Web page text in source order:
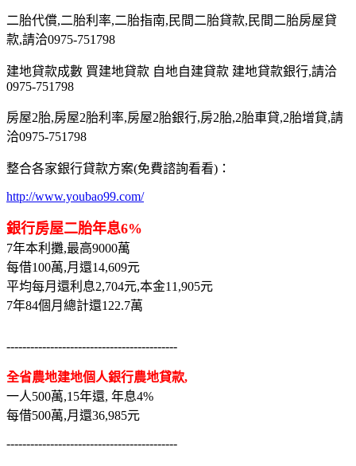
二胎代償,二胎利率,二胎指南,民間二胎貸款,民間二胎房屋貸
款,請洽0975-751798
建地貸款成數 買建地貸款 自地自建貸款 建地貸款銀行,請洽
0975-751798
房屋2胎,房屋2胎利率,房屋2胎銀行,房2胎,2胎車貸,2胎增貸,請
洽0975-751798
整合各家銀行貸款方案(免費諮詢看看)：
http://www.youbao99.com/
銀行房屋二胎年息6%
7年本利攤,最高9000萬
每借100萬,月還14,609元
平均每月還利息2,704元,本金11,905元
7年84個月總計還122.7萬
-------------------------------------------
全省農地建地個人銀行農地貸款,
一人500萬,15年還, 年息4%
每借500萬,月還36,985元
-------------------------------------------